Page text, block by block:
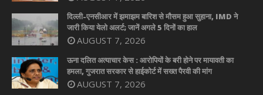
दिल्ली-एनसीआर में झमाझम बारिश से मौसम हुआ सुहाना, IMD ने
जारी किया येलो अलर्ट; जानें अगले 5 दिनों का हाल
AUGUST 7, 2026
ऊना दलित अत्याचार केस : आरोपियों के बरी होने पर मायावती का
हमला, गुजरात सरकार से हाईकोर्ट में सख्त पैरवी की मांग
AUGUST 7, 2026